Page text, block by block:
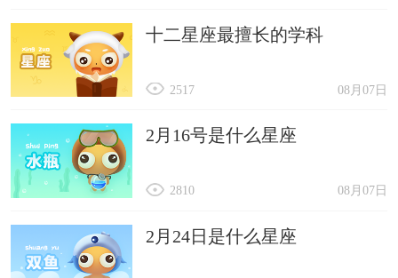
十二星座最擅长的学科
08月07日
2517
2月16号是什么星座
08月07日
2810
2月24日是什么星座